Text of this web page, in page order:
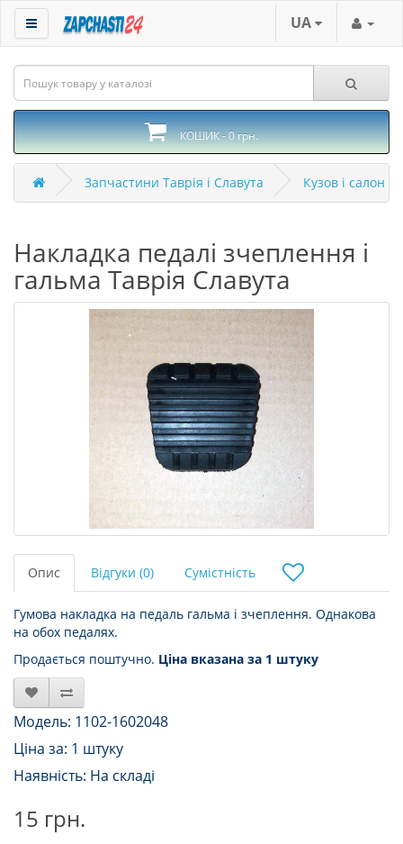
UA
КОШИК - 0 грн.
Запчастини Таврія і Славута Кузов і салон
Накладка педалі зчеплення і
гальма Таврія Славута
Опис Відгуки (0) Сумістність
Гумова накладка на педаль гальма і зчеплення. Однакова
на обох педалях.
Продається поштучно. Ціна вказана за 1 штуку
Модель: 1102-1602048
Ціна за: 1 штуку
Наявність: На складі
15 грн.